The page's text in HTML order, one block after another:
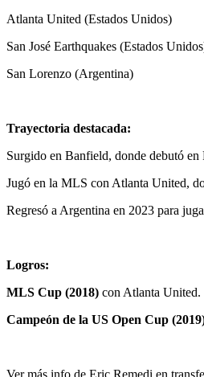
Atlanta United (Estados Unidos)
San José Earthquakes (Estados
San Lorenzo (Argentina)
Trayectoria destacada:
Surgido en Banfield, donde debutó en
Jugó en la MLS con Atlanta United,
Regresó a Argentina en 2023 para
Logros:
MLS Cup (2018) con Atlanta United.
Campeón de la US Open Cup